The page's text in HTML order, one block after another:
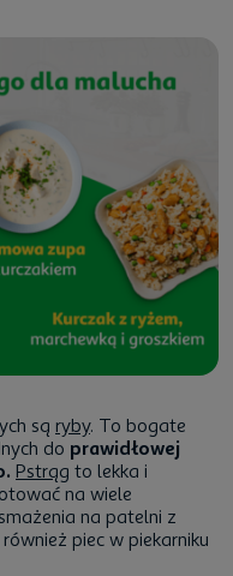
są ryby. To bogate
do prawidłowej
Pstrąg to lekka i
na wiele
na patelni z
piec w piekarniku